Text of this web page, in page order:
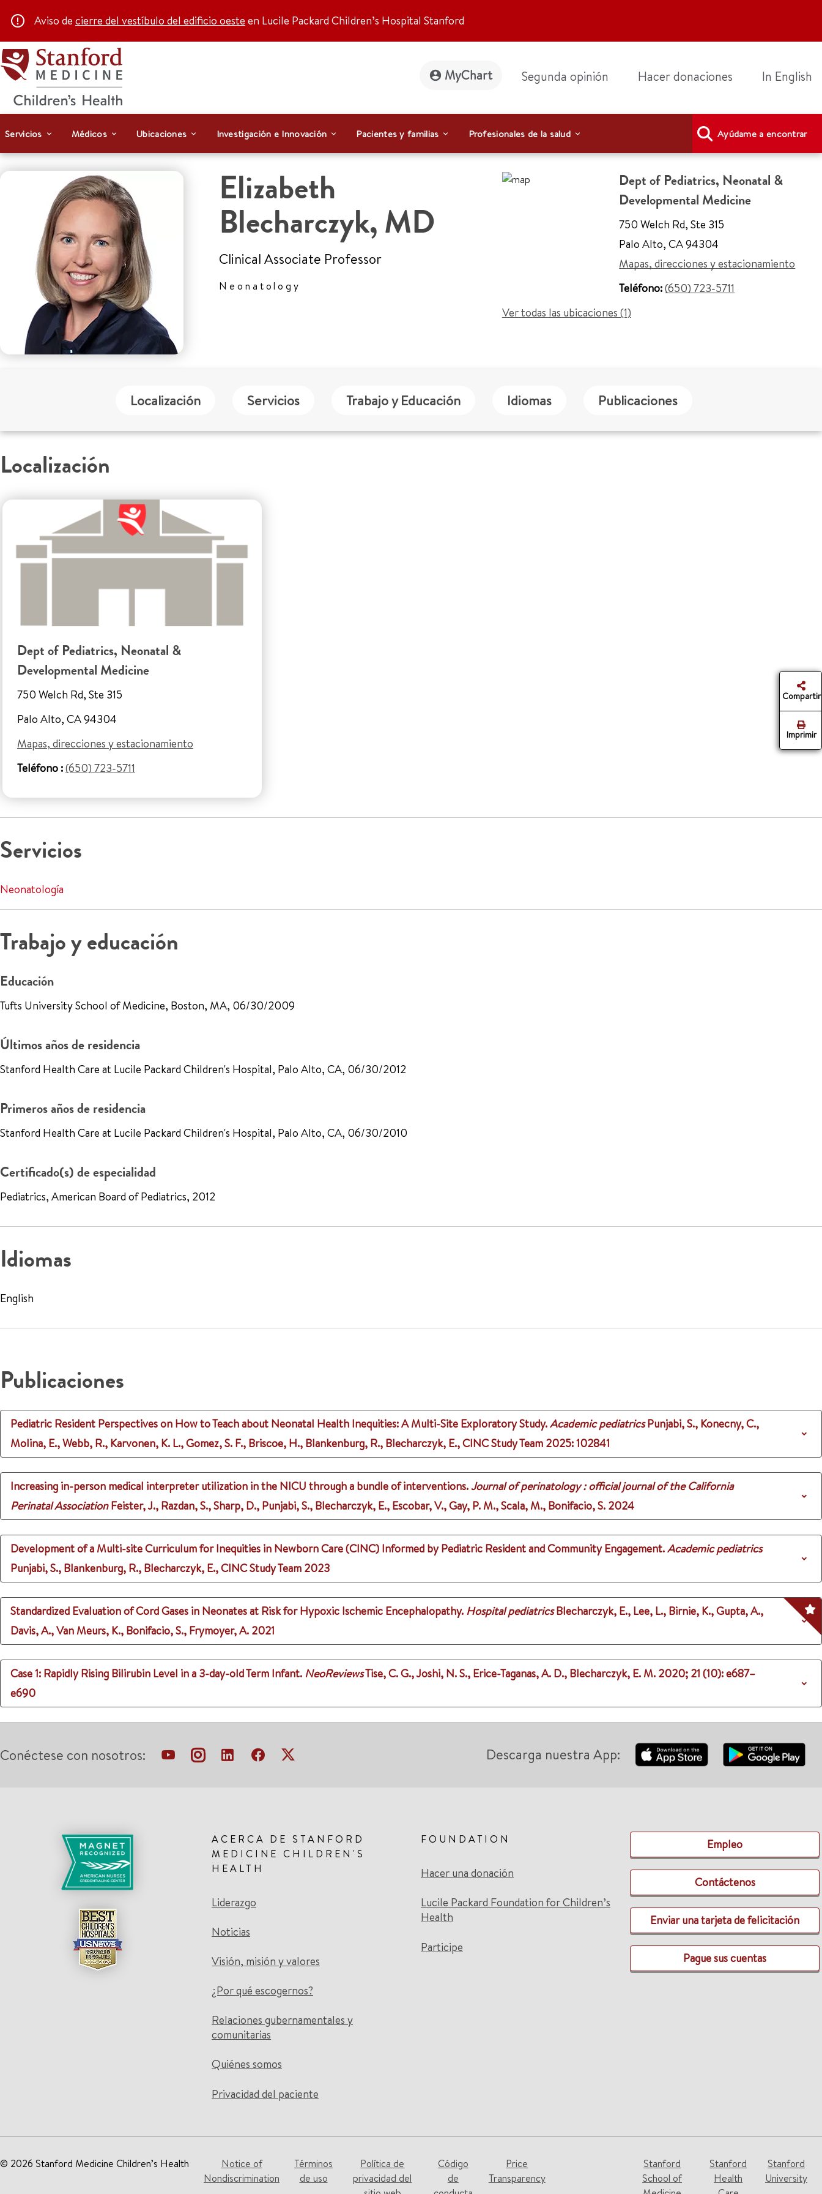
Aviso de cierre del vestíbulo del edificio oeste en Lucile Packard Children’s Hospital Stanford
MyChart Segunda opinión Hacer donaciones In English
Servicios Médicos Ubicaciones Investigación e Innovación Pacientes y familias Profesionales de la salud Ayúdame a encontrar
Elizabeth
Blecharczyk, MD
Clinical Associate Professor
Neonatology
Dept of Pediatrics, Neonatal &
Developmental Medicine
750 Welch Rd, Ste 315
Palo Alto, CA 94304
Mapas, direcciones y estacionamiento
Teléfono:(650) 723-5711
Ver todas las ubicaciones (1)
Localización Servicios Trabajo y Educación Idiomas Publicaciones
Localización
Dept of Pediatrics, Neonatal &
Developmental Medicine
750 Welch Rd, Ste 315
Palo Alto, CA 94304
Mapas, direcciones y estacionamiento
Teléfono :(650) 723-5711
Servicios
Neonatología
Trabajo y educación
Educación
Tufts University School of Medicine, Boston, MA, 06/30/2009
Últimos años de residencia
Stanford Health Care at Lucile Packard Children's Hospital, Palo Alto, CA, 06/30/2012
Primeros años de residencia
Stanford Health Care at Lucile Packard Children's Hospital, Palo Alto, CA, 06/30/2010
Certificado(s) de especialidad
Pediatrics, American Board of Pediatrics, 2012
Idiomas
English
Publicaciones
Pediatric Resident Perspectives on How to Teach about Neonatal Health Inequities: A Multi-Site Exploratory Study.Academic pediatrics Punjabi, S., Konecny, C.,
Molina, E., Webb, R., Karvonen, K. L., Gomez, S. F., Briscoe, H., Blankenburg, R., Blecharczyk, E., CINC Study Team 2025: 102841
Increasing in-person medical interpreter utilization in the NICU through a bundle of interventions.Journal of perinatology : official journal of the California
Perinatal Association Feister, J., Razdan, S., Sharp, D., Punjabi, S., Blecharczyk, E., Escobar, V., Gay, P. M., Scala, M., Bonifacio, S. 2024
Development of a Multi-site Curriculum for Inequities in Newborn Care (CINC) Informed by Pediatric Resident and Community Engagement.Academic pediatrics
Punjabi, S., Blankenburg, R., Blecharczyk, E., CINC Study Team 2023
Standardized Evaluation of Cord Gases in Neonates at Risk for Hypoxic Ischemic Encephalopathy. Hospital pediatrics Blecharczyk, E., Lee, L., Birnie, K., Gupta, A.,
Davis, A., Van Meurs, K., Bonifacio, S., Frymoyer, A. 2021
Case 1: Rapidly Rising Bilirubin Level in a 3-day-old Term Infant. NeoReviewsTise, C. G., Joshi, N. S., Erice-Taganas, A. D., Blecharczyk, E. M. 2020; 21 (10): e687–
e690
Compartir
Imprimir
Conéctese con nosotros: Descarga nuestra App:
ACERCA DE STANFORD
MEDICINE CHILDREN'S
HEALTH
Liderazgo
Noticias
Visión, misión y valores
¿Por qué escogernos?
Relaciones gubernamentales y
comunitarias
Quiénes somos
Privacidad del paciente
FOUNDATION
Hacer una donación
Lucile Packard Foundation for Children’s
Health
Participe
Empleo
Contáctenos
Enviar una tarjeta de felicitación
Pague sus cuentas
© 2026 Stanford Medicine Children’s Health
Notice of
Nondiscrimination
Términos
de uso
Política de
privacidad del
Código
de
Price
Transparency
Stanford
School of
Stanford
Health
Stanford
University